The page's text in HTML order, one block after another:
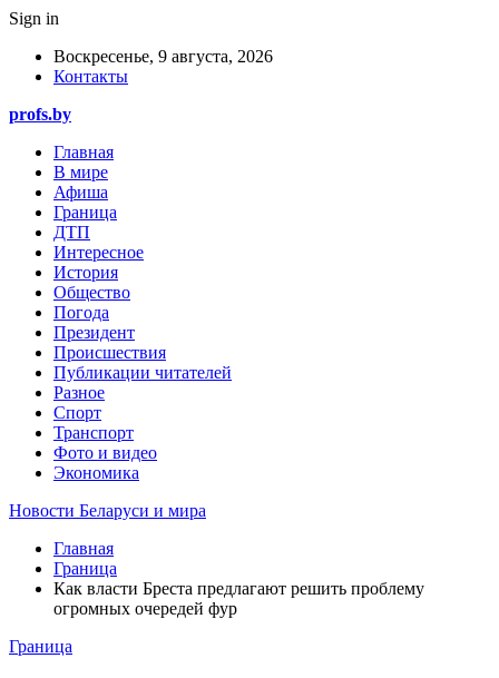
Sign in
Воскресенье, 9 августа, 2026
Контакты
profs.by
Главная
В мире
Афиша
Граница
ДТП
Интересное
История
Общество
Погода
Президент
Происшествия
Публикации читателей
Разное
Спорт
Транспорт
Фото и видео
Экономика
Новости Беларуси и мира
Главная
Граница
Как власти Бреста предлагают решить проблему
огромных очередей фур
Граница